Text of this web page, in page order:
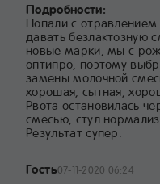
Подробности:
Попали с
давать безлактозную
новые марки, мы с
оптипро, поэтому
замены молочной
хорошая, сытная,
Рвота остановилась
смесью, стул
Результат супер.
Гость07-11-2020 06:24